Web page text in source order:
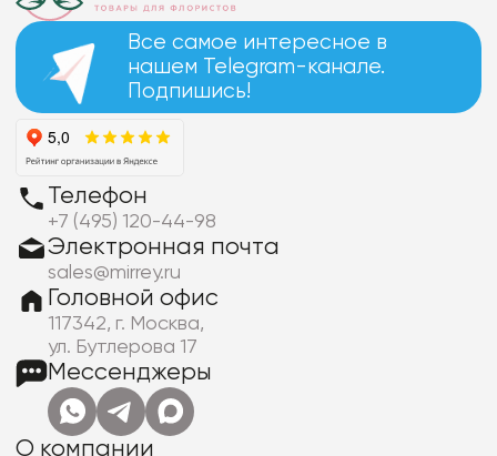
Все самое интересное в
нашем Telegram-канале.
Подпишись!
Телефон
+7 (495) 120-44-98
Электронная почта
sales@mirrey.ru
Головной офис
117342, г. Москва,
ул. Бутлерова 17
Мессенджеры
О компании